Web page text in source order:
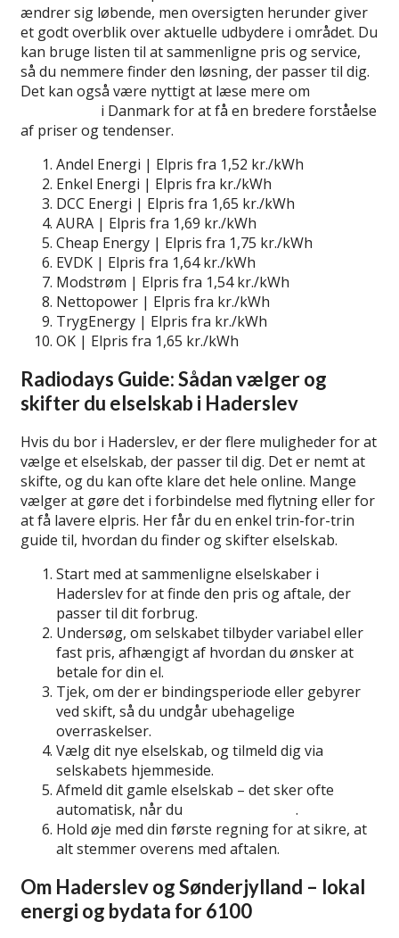
ændrer sig løbende, men oversigten herunder giver
et godt overblik over aktuelle udbydere i området. Du
kan bruge listen til at sammenligne pris og service,
så du nemmere finder den løsning, der passer til dig.
Det kan også være nyttigt at læse mere om
i Danmark for at få en bredere forståelse
af priser og tendenser.
Andel Energi | Elpris fra 1,52 kr./kWh
Enkel Energi | Elpris fra kr./kWh
DCC Energi | Elpris fra 1,65 kr./kWh
AURA | Elpris fra 1,69 kr./kWh
Cheap Energy | Elpris fra 1,75 kr./kWh
EVDK | Elpris fra 1,64 kr./kWh
Modstrøm | Elpris fra 1,54 kr./kWh
Nettopower | Elpris fra kr./kWh
TrygEnergy | Elpris fra kr./kWh
OK | Elpris fra 1,65 kr./kWh
Radiodays Guide: Sådan vælger og
skifter du elselskab i Haderslev
Hvis du bor i Haderslev, er der flere muligheder for at
vælge et elselskab, der passer til dig. Det er nemt at
skifte, og du kan ofte klare det hele online. Mange
vælger at gøre det i forbindelse med flytning eller for
at få lavere elpris. Her får du en enkel trin-for-trin
guide til, hvordan du finder og skifter elselskab.
Start med at sammenligne elselskaber i
Haderslev for at finde den pris og aftale, der
passer til dit forbrug.
Undersøg, om selskabet tilbyder variabel eller
fast pris, afhængigt af hvordan du ønsker at
betale for din el.
Tjek, om der er bindingsperiode eller gebyrer
ved skift, så du undgår ubehagelige
overraskelser.
Vælg dit nye elselskab, og tilmeld dig via
selskabets hjemmeside.
Afmeld dit gamle elselskab – det sker ofte
automatisk, når du
.
Hold øje med din første regning for at sikre, at
alt stemmer overens med aftalen.
Om Haderslev og Sønderjylland – lokal
energi og bydata for 6100